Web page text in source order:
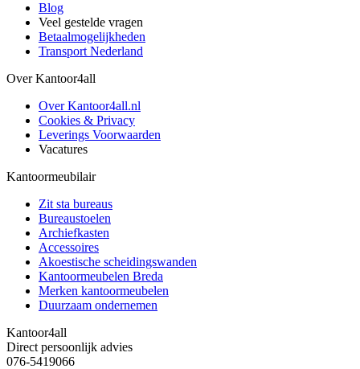
Blog
Veel gestelde vragen
Betaalmogelijkheden
Transport Nederland
Over Kantoor4all
Over Kantoor4all.nl
Cookies & Privacy
Leverings Voorwaarden
Vacatures
Kantoormeubilair
Zit sta bureaus
Bureaustoelen
Archiefkasten
Accessoires
Akoestische scheidingswanden
Kantoormeubelen Breda
Merken kantoormeubelen
Duurzaam ondernemen
Kantoor4all
Direct persoonlijk advies
076-5419066